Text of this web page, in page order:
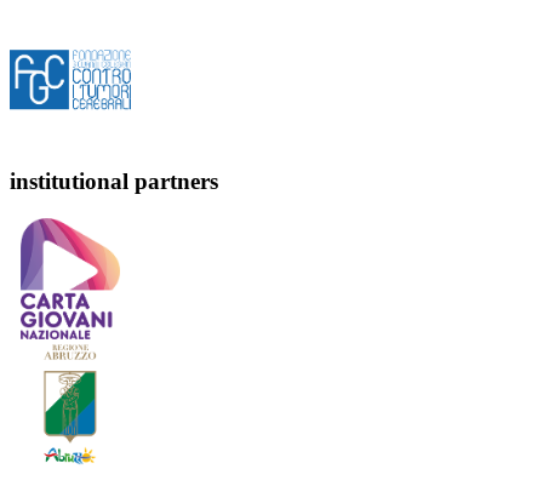
institutional partners